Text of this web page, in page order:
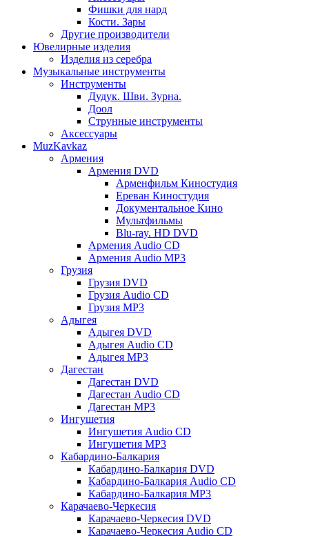
Фишки для нард
Кости. Зары
Другие производители
Ювелирные изделия
Изделия из серебра
Музыкальные инструменты
Инструменты
Дудук. Шви. Зурна.
Доол
Струнные инструменты
Аксессуары
MuzKavkaz
Армения
Армения DVD
Арменфильм Киностудия
Ереван Киностудия
Документальное Кино
Мультфильмы
Blu-ray. HD DVD
Армения Audio CD
Армения Audio MP3
Грузия
Грузия DVD
Грузия Audio CD
Грузия MP3
Адыгея
Адыгея DVD
Адыгея Audio CD
Адыгея MP3
Дагестан
Дагестан DVD
Дагестан Audio CD
Дагестан MP3
Ингушетия
Ингушетия Audio CD
Ингушетия MP3
Кабардино-Балкария
Кабардино-Балкария DVD
Кабардино-Балкария Audio CD
Кабардино-Балкария MP3
Карачаево-Черкесия
Карачаево-Черкесия DVD
Карачаево-Черкесия Audio CD